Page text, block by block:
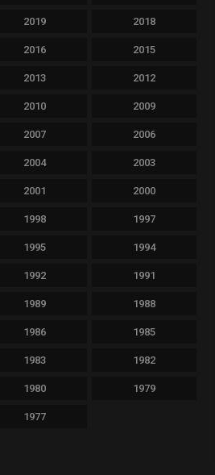
2019 2018
2016 2015
2013 2012
2010 2009
2007 2006
2004 2003
2001 2000
1998 1997
1995 1994
1992 1991
1989 1988
1986 1985
1983 1982
1980 1979
1977